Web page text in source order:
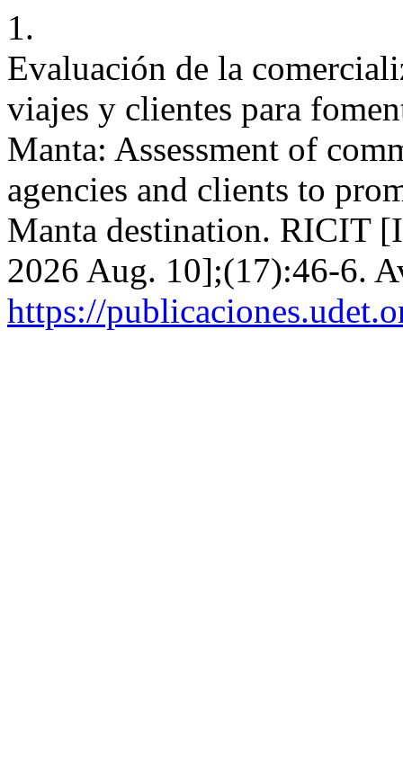
1.
Evaluación de la
viajes y clientes para
Manta: Assessment of
agencies and clients to
Manta destination. RICIT
2026 Aug. 10];(17):46-6.
https://